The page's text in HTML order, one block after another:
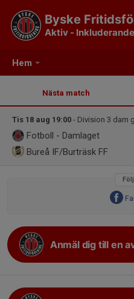
Hem
Byske
Aktiv -
Nästa match
Tis 18 aug 19:00 - Division 3 dam
Fotboll - Damlaget
Bureå IF/Burträsk FF
Anmäl dig till en